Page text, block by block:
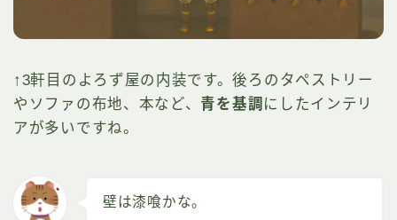
↑3軒目のよろず屋の内装です。後ろのタペストリー
やソファの布地、本など、 青を基調 にしたインテリ
アが多いですね。
壁は漆喰かな。